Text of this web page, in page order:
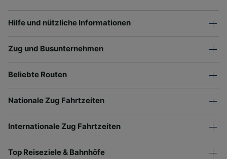
Hilfe und nützliche Informationen
Zug und Busunternehmen
Beliebte Routen
Nationale Zug Fahrtzeiten
Internationale Zug Fahrtzeiten
Top Reiseziele & Bahnhöfe